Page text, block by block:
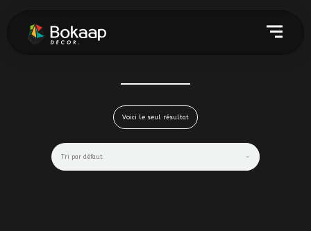
Voici le seul résultat